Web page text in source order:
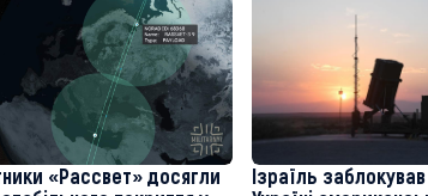
«Рассвет» досягли
Ізраїль